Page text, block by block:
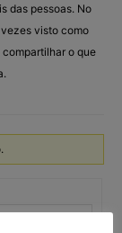
das pessoas. No
visto como
compartilhar o que